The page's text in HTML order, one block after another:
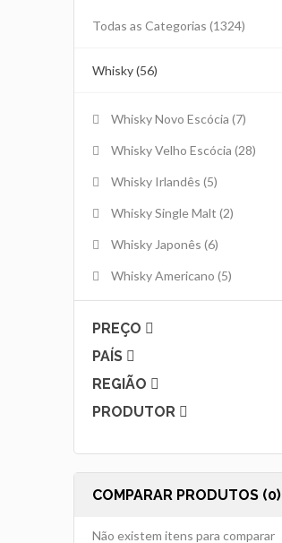
Todas as Categorias (1324)
Whisky (56)
Whisky Novo Escócia (7)
Whisky Velho Escócia (28)
Whisky Irlandês (5)
Whisky Single Malt (2)
Whisky Japonês (6)
Whisky Americano (5)
PREÇO
PAÍS
REGIÃO
PRODUTOR
COMPARAR PRODUTOS (0)
Não existem itens para comparar